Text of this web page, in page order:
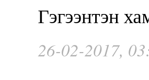
Гэгээнтэн
26-02-2017,